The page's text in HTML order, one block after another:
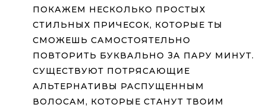
ПОКАЖЕМ НЕСКОЛЬКО ПРОСТЫХ
СТИЛЬНЫХ ПРИЧЕСОК, КОТОРЫЕ ТЫ
СМОЖЕШЬ САМОСТОЯТЕЛЬНО
ПОВТОРИТЬ БУКВАЛЬНО ЗА ПАРУ МИНУТ.
СУЩЕСТВУЮТ ПОТРЯСАЮЩИЕ
АЛЬТЕРНАТИВЫ РАСПУЩЕННЫМ
ВОЛОСАМ, КОТОРЫЕ СТАНУТ ТВОИМ